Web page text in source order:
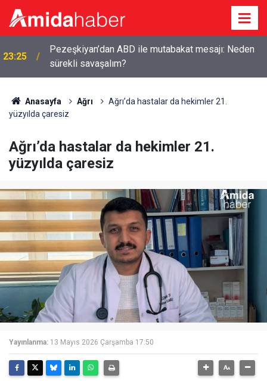
23:25
Pezeşkiyan’dan ABD ile mutabakat mesajı: Neden
sürekli savaşalım?
Anasayfa Ağrı
Ağrı’da hastalar da hekimler 21.
yüzyılda çaresiz
Ağrı’da hastalar da hekimler 21.
yüzyılda çaresiz
Yayınlanma: 13 Mayıs 2026 Çarşamba 17:50